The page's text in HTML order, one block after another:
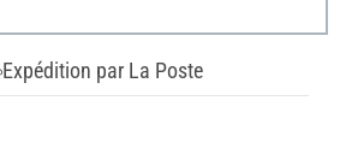
Expédition par La Poste